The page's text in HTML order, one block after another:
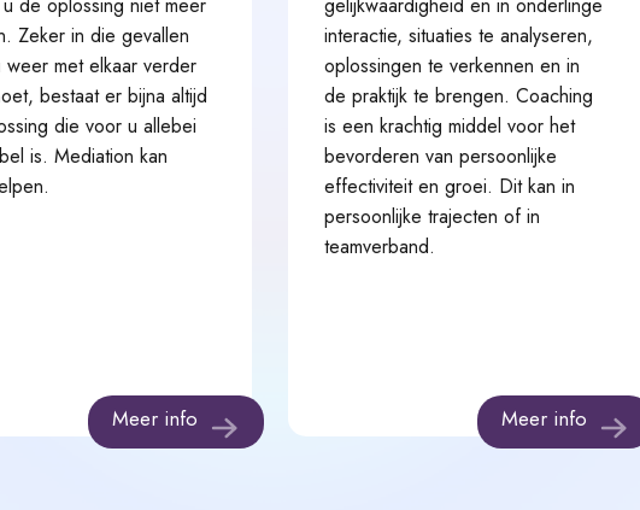
Zeker in die gevallen
weer met elkaar verder
bestaat er bijna altijd
die voor u allebei
is. Mediation kan
Meer info
interactie, situaties te analyseren,
oplossingen te verkennen en in
de praktijk te brengen. Coaching
is een krachtig middel voor het
bevorderen van persoonlijke
effectiviteit en groei. Dit kan in
persoonlijke trajecten of in
teamverband.
Meer info